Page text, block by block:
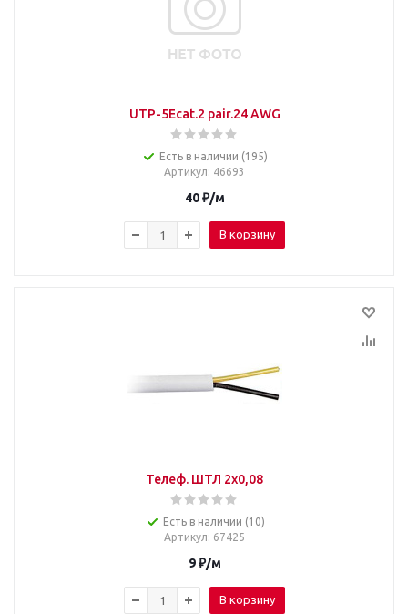
UTP-5Ecat.2 pair.24 AWG
Есть в наличии (195)
Артикул: 46693
40₽/м
В корзину
Телеф. ШТЛ 2х0,08
Есть в наличии (10)
Артикул: 67425
9₽/м
В корзину